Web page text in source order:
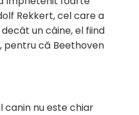
Rekkert, cel care a
un câine, el fiind
pentru că Beethoven
canin nu este chiar